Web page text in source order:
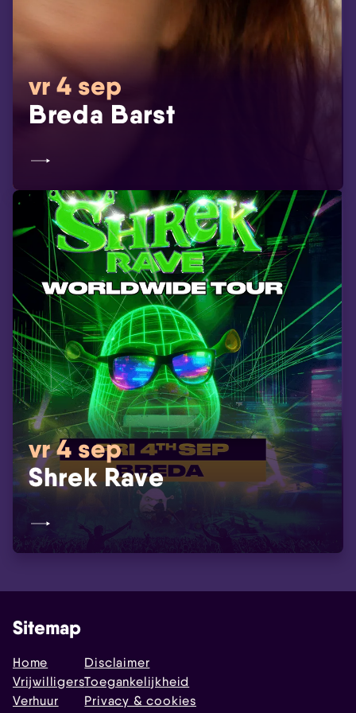
vr 4 sep
Breda Barst
vr 4 sep
Shrek Rave
Sitemap
Home
Vrijwilligers
Verhuur
Disclaimer
Toegankelijkheid
Privacy & cookies